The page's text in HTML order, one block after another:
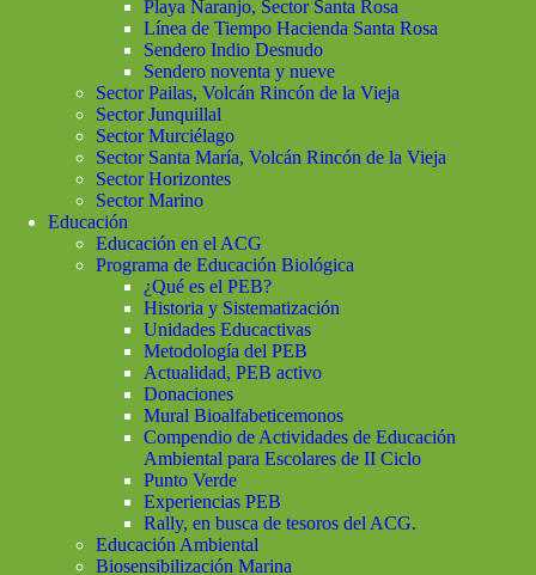
Playa Naranjo, Sector Santa Rosa
Línea de Tiempo Hacienda Santa Rosa
Sendero Indio Desnudo
Sendero noventa y nueve
Sector Pailas, Volcán Rincón de la Vieja
Sector Junquillal
Sector Murciélago
Sector Santa María, Volcán Rincón de la Vieja
Sector Horizontes
Sector Marino
Educación
Educación en el ACG
Programa de Educación Biológica
¿Qué es el PEB?
Historia y Sistematización
Unidades Educactivas
Metodología del PEB
Actualidad, PEB activo
Donaciones
Mural Bioalfabeticemonos
Compendio de Actividades de Educación
Ambiental para Escolares de II Ciclo
Punto Verde
Experiencias PEB
Rally, en busca de tesoros del ACG.
Educación Ambiental
Biosensibilización Marina